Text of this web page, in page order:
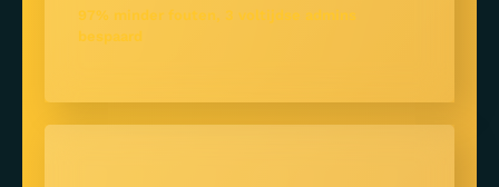
97% minder fouten, 3 voltijdse admins
bespaard